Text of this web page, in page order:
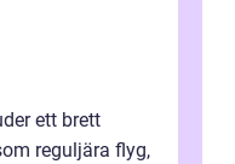
ett brett
reguljära flyg,